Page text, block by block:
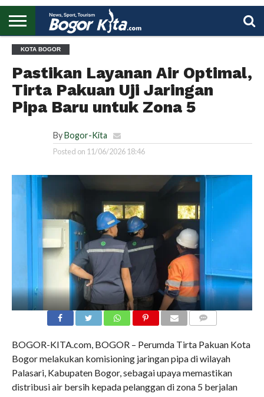
BOGOR
REGIONAL
NASIONAL
PENDIDIKAN
WISATA
OLAHRAGA
LAPORAN
PROFIL
KOTA BOGOR
Pastikan Layanan Air Optimal,
Tirta Pakuan Uji Jaringan
Pipa Baru untuk Zona 5
By Bogor-Kita
Posted on 11/06/2026 18:46
BOGOR-KITA.com, BOGOR – Perumda Tirta Pakuan Kota
Bogor melakukan komisioning jaringan pipa di wilayah
Palasari, Kabupaten Bogor, sebagai upaya memastikan
distribusi air bersih kepada pelanggan di zona 5 berjalan